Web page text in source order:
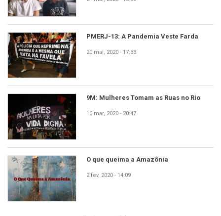
PMERJ-13: A Pandemia Veste Farda
20 mai, 2020 - 17:33
9M: Mulheres Tomam as Ruas no Rio
10 mar, 2020 - 20:47
O que queima a Amazônia
2 fev, 2020 - 14:09